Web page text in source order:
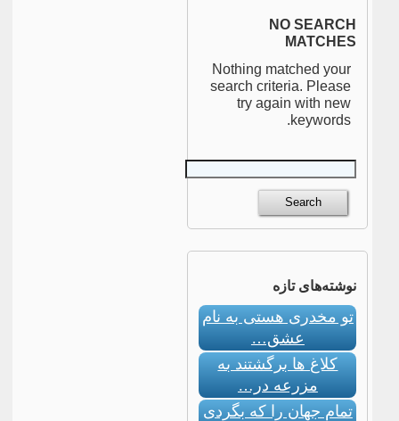
NO SEARCH
MATCHES
Nothing matched your
search criteria. Please
try again with new
keywords.
نوشته‌های تازه
تو مخدری هستی به نام
عشق…
کلاغ ها برگشتند به
مزرعه در…
تمام جهان را که بگردی